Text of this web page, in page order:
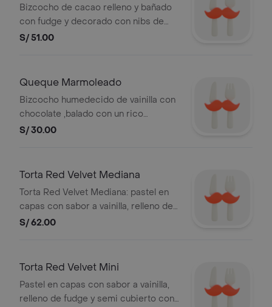
Bizcocho de cacao relleno y bañado
con fudge y decorado con nibs de
cacao. 16 cm diametro.
S/ 51.00
Queque Marmoleado
Bizcocho humedecido de vainilla con
chocolate ,balado con un rico
chocolate de leche al 49% de cacao y
S/ 30.00
Torta Red Velvet Mediana
Torta Red Velvet Mediana: pastel en
capas con sabor a vainilla, relleno de
fudge y semi cubierto con frosting de
S/ 62.00
Torta Red Velvet Mini
Pastel en capas con sabor a vainilla,
relleno de fudge y semi cubierto con